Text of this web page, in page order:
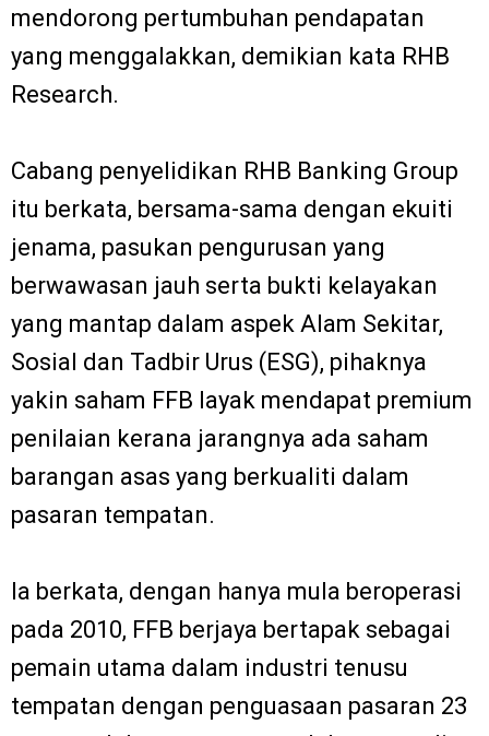
mendorong pertumbuhan pendapatan
yang menggalakkan, demikian kata RHB
Research.
Cabang penyelidikan RHB Banking Group
itu berkata, bersama-sama dengan ekuiti
jenama, pasukan pengurusan yang
berwawasan jauh serta bukti kelayakan
yang mantap dalam aspek Alam Sekitar,
Sosial dan Tadbir Urus (ESG), pihaknya
yakin saham FFB layak mendapat premium
penilaian kerana jarangnya ada saham
barangan asas yang berkualiti dalam
pasaran tempatan.
Ia berkata, dengan hanya mula beroperasi
pada 2010, FFB berjaya bertapak sebagai
pemain utama dalam industri tenusu
tempatan dengan penguasaan pasaran 23